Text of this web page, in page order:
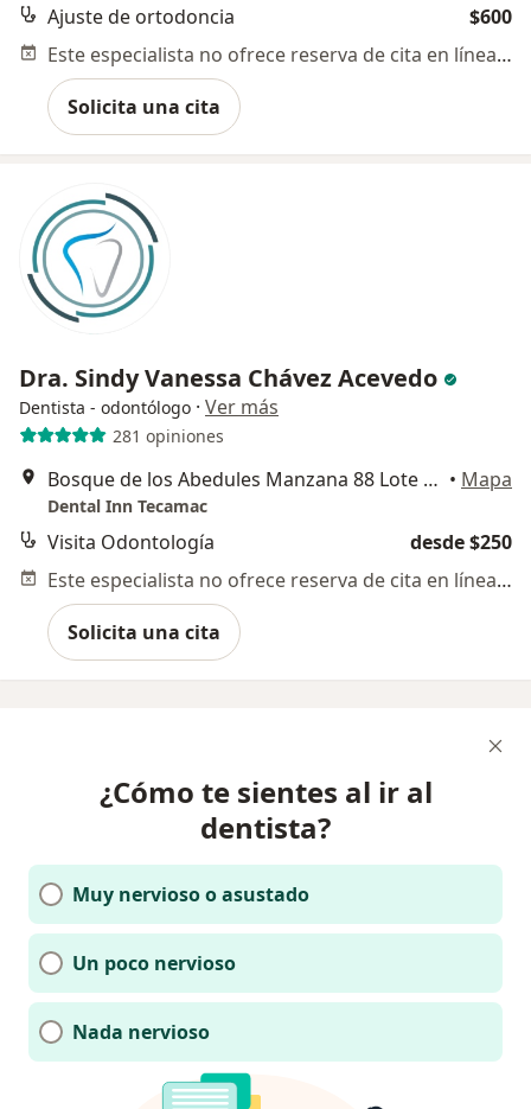
Ajuste de ortodoncia
$600
Este especialista no ofrece reserva de cita en línea en esta dirección.
Solicita una cita
Dra. Sindy Vanessa Chávez Acevedo
Dentista - odontólogo · Ver más
281 opiniones
Bosque de los Abedules Manzana 88 Lote 85-2, Los Heroes Tecamac, 55764 Ojo de Agua, Méx., Tecamac • Mapa
Dental Inn Tecamac
Visita Odontología
desde $250
Este especialista no ofrece reserva de cita en línea en esta dirección.
Solicita una cita
¿Cómo te sientes al ir al
dentista?
Muy nervioso o asustado
Un poco nervioso
Nada nervioso